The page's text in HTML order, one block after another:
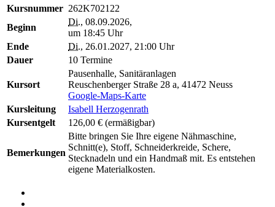
Kursnummer 262K702122
Beginn
Di., 08.09.2026,
um 18:45 Uhr
Ende
Di., 26.01.2027, 21:00 Uhr
Dauer
10 Termine
Kursort
Pausenhalle, Sanitäranlagen
Reuschenberger Straße 28 a, 41472 Neuss
Google-Maps-Karte
Kursleitung
Isabell Herzogenrath
Kursentgelt
126,00 € (ermäßigbar)
Bemerkungen
Bitte bringen Sie Ihre eigene Nähmaschine,
Schnitt(e), Stoff, Schneiderkreide, Schere,
Stecknadeln und ein Handmaß mit. Es entstehen
eigene Materialkosten.